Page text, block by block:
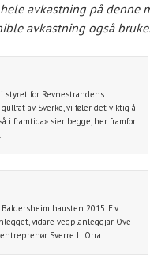
avkastning på
avkastning også
styret for Revnestrandens
av Sverke, vi føler det viktig å
i framtida» sier begge, her framfor
hausten 2015. F.v.
vidare vegplanleggjar Ove
Sverre L. Orra.